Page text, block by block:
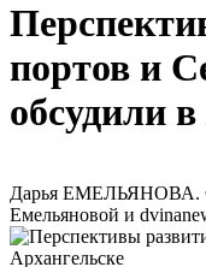
портов и
обсудили
Дарья ЕМЕЛЬЯНОВА.
Емельяновой и